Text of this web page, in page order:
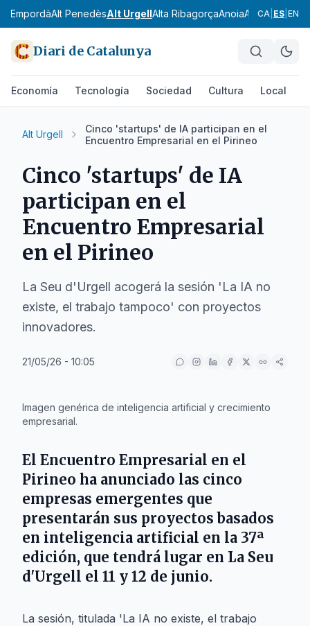
EmpordàAlt PenedèsAlt UrgellAlta RibagorçaAnoiaAranBages
CA ES EN
Diari de Catalunya
Economía Tecnología Sociedad Cultura Local
Alt Urgell
Cinco 'startups' de IA participan en el
Encuentro Empresarial en el Pirineo
Cinco 'startups' de IA
participan en el
Encuentro Empresarial
en el Pirineo
La Seu d'Urgell acogerá la sesión 'La IA no
existe, el trabajo tampoco' con proyectos
innovadores.
21/05/26 - 10:05
Imagen genérica de inteligencia artificial y crecimiento
empresarial.
El Encuentro Empresarial en el
Pirineo ha anunciado las cinco
empresas emergentes que
presentarán sus proyectos basados
en inteligencia artificial en la 37ª
edición, que tendrá lugar en La Seu
d'Urgell el 11 y 12 de junio.
La sesión, titulada 'La IA no existe, el trabajo